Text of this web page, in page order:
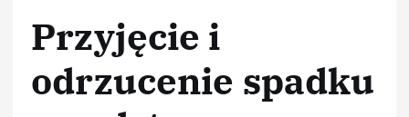
Przyjęcie i
odrzucenie spadku